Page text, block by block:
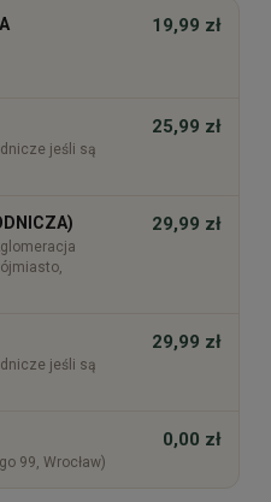
płatności
19,99 zł
jeśli są
25,99 zł
29,99 zł
jeśli są
29,99 zł
99, Wrocław)
0,00 zł